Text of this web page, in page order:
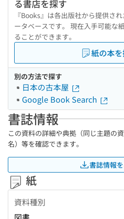
る書店を探す
『Books』は各出版社から提供さ
ータベースです。 現在入手可能な
ることができます。
紙の本
別の方法で探す
日本の古本屋
Google Book Search
書誌情報
この資料の詳細や典拠（同じ主題の
名）等を確認できます。
書誌情報
紙
資料種別